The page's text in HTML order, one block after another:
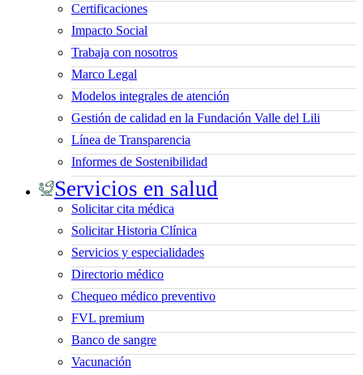
Certificaciones
Impacto Social
Trabaja con nosotros
Marco Legal
Modelos integrales de atención
Gestión de calidad en la Fundación Valle del Lili
Línea de Transparencia
Informes de Sostenibilidad
Servicios en salud
Solicitar cita médica
Solicitar Historia Clínica
Servicios y especialidades
Directorio médico
Chequeo médico preventivo
FVL premium
Banco de sangre
Vacunación